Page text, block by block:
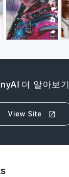
더 알아보기
View Site